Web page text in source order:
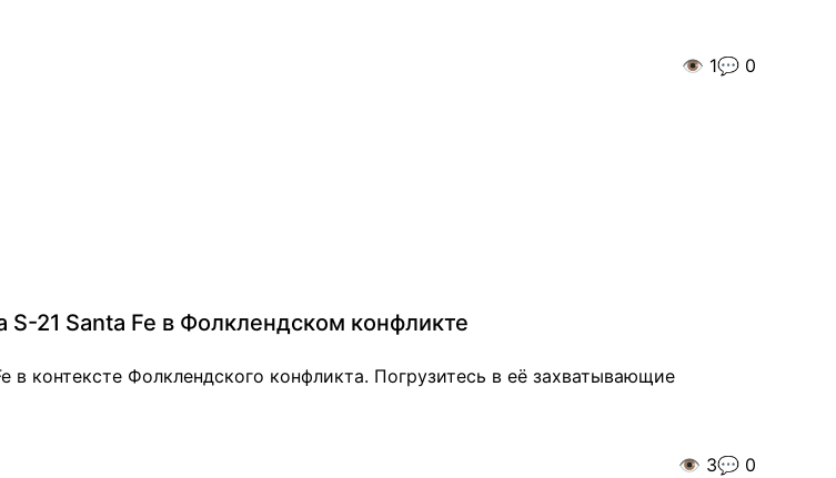
👁️ 1💬 0
S-21 Santa Fe в Фолклендском конфликте
в контексте Фолклендского конфликта. Погрузитесь в её захватывающие
👁️ 3💬 0